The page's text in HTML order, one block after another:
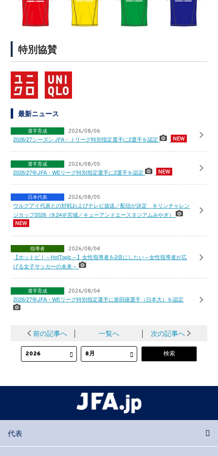
特別協賛
最新ニュース
選手育成 2026/08/06
2026/27シーズン JFA・Ｊリーグ特別指定選手に2選手を認定
選手育成 2026/08/05
2026/27年JFA・WEリーグ特別指定選手に2選手を認定
日本代表 2026/08/05
ウルグアイ代表との対戦およびテレビ放送／配信が決定 キリンチャレン
ジカップ2026（9.24＠宮城／キューアンドエースタジアムみやぎ）
指導者 2026/08/04
【ホットピ！～HotTopic～】女性指導者を2倍にしたい～女性指導者が広
げる女子サッカーの未来～
選手育成 2026/08/04
2026/27年JFA・WEリーグ特別指定選手に柴田瞳選手（日本大）を認定
前の記事へ │ 一覧へ │ 次の記事へ
代表